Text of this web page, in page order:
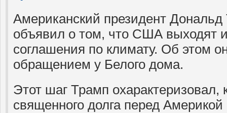
Американский президент
объявил о том, что США выходят
соглашения по климату. Об этом
обращением у Белого дома.
Этот шаг Трамп охарактеризовал,
священного долга перед